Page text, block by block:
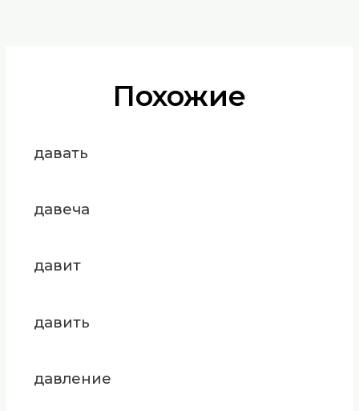
Похожие
давать
давеча
давит
давить
давление